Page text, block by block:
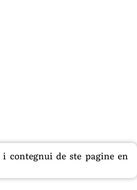
contegnui de ste pagine en